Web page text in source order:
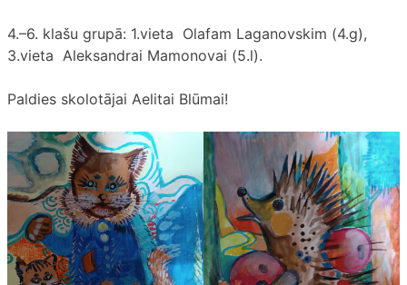
4.–6. klašu grupā: 1.vieta Olafam Laganovskim (4.g),
3.vieta Aleksandrai Mamonovai (5.l).
Paldies skolotājai Aelitai Blūmai!